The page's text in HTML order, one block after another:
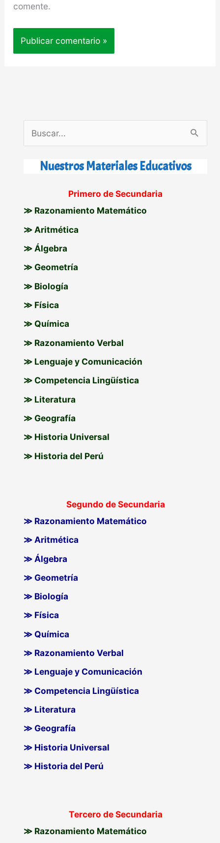
comente.
u
r
p
o
Nuestros Materiales Educativos
Primero de Secundaria
≫ Razonamiento Matemático
≫ Aritmética
≫ Álgebra
≫ Geometría
≫ Biología
≫ Física
≫ Química
≫ Razonamiento Verbal
≫ Lenguaje y Comunicación
≫ Competencia Lingüística
≫ Literatura
≫ Geografía
≫ Historia Universal
≫ Historia del Perú
Segundo de Secundaria
≫ Razonamiento Matemático
≫ Aritmética
≫ Álgebra
≫ Geometría
≫ Biología
≫ Física
≫ Química
≫ Razonamiento Verbal
≫ Lenguaje y Comunicación
≫ Competencia Lingüística
≫ Literatura
≫ Geografía
≫ Historia Universal
≫ Historia del Perú
Tercero de Secundaria
≫ Razonamiento Matemático